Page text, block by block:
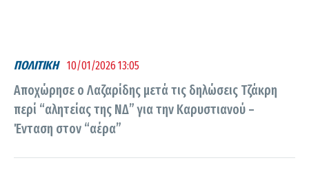
ΠΟΛΙΤΙΚΗ 10/01/2026 13:05
Αποχώρησε ο Λαζαρίδης μετά τις δηλώσεις Τζάκρη
περί “αλητείας της ΝΔ” για την Καρυστιανού –
Ένταση στον “αέρα”